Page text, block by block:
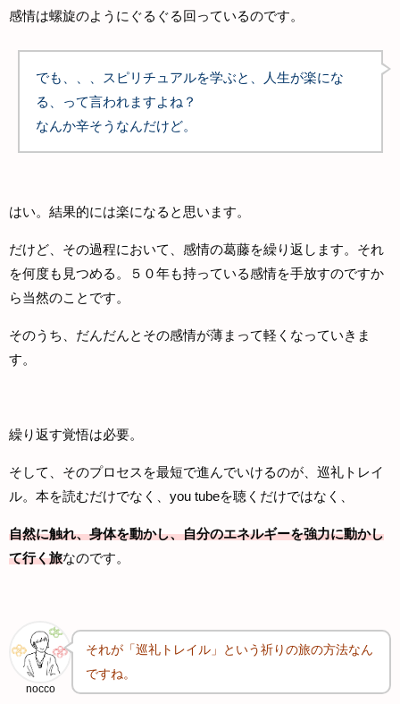
感情は螺旋のようにぐるぐる回っているのです。
でも、、、スピリチュアルを学ぶと、人生が楽にな
る、って言われますよね？
なんか辛そうなんだけど。
はい。結果的には楽になると思います。
だけど、その過程において、感情の葛藤を繰り返します。それ
を何度も見つめる。５０年も持っている感情を手放すのですか
ら当然のことです。
そのうち、だんだんとその感情が薄まって軽くなっていきま
す。
繰り返す覚悟は必要。
そして、そのプロセスを最短で進んでいけるのが、巡礼トレイ
ル。本を読むだけでなく、you tubeを聴くだけではなく、
自然に触れ、身体を動かし、自分のエネルギーを強力に動かし
て行く旅なのです。
nocco
それが「巡礼トレイル」という祈りの旅の方法なん
ですね。